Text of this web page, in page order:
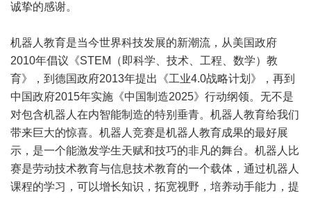
诚挚的感谢。
机器人教育是当今世界科技发展的新潮流，从美国政府
2010年倡议《STEM（即科学、技术、工程、数学）教
育》，到德国政府2013年提出《工业4.0战略计划》，再到
中国政府2015年实施《中国制造2025》行动纲领。无不是
对包含机器人在内智能制造的特别垂青。机器人教育给我们
带来巨大的惊喜。机器人竞赛是机器人教育成果的最好展
示，是一个能激发学生天赋和技巧的非凡的舞台。机器人比
赛是劳动技术教育与信息技术教育的一个载体，通过机器人
课程的学习，可以增长知识，拓宽视野，培养动手能力，提